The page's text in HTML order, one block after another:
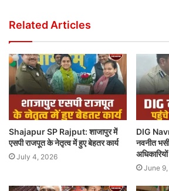
Related Articles
Shajapur SP Rajput: शाजापुर में
एसपी राजपूत के नेतृत्व में हुए बेहतर कार्य
July 4, 2026
DIG
नवनीत
June